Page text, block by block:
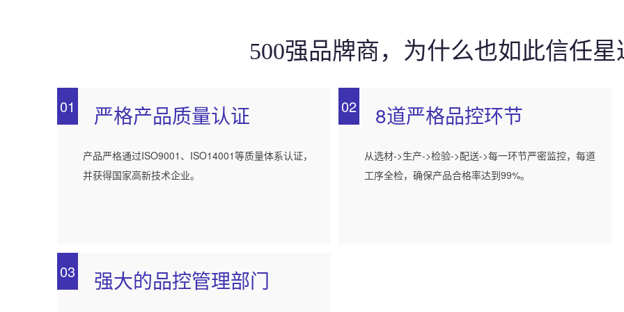
500强品牌商，为什么也如此信任星
01 严格产品质量认证
产品严格通过ISO9001、ISO14001等质量体系认证，
并获得国家高新技术企业。
02 8道严格品控环节
从选材->生产->检验->配送->每一环节严密监控，每道
工序全检，确保产品合格率达到99%。
03 强大的品控管理部门